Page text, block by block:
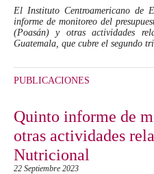
El Instituto Centroamericano de
informe de monitoreo del
(Poasán) y otras actividades
Guatemala, que cubre el segundo
PUBLICACIONES
Quinto informe de
otras actividades
Nutricional
22 Septiembre 2023